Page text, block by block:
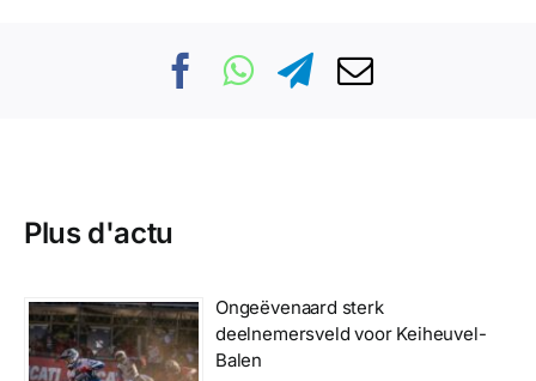
Plus d'actu
Ongeëvenaard sterk
deelnemersveld voor Keiheuvel-
Balen